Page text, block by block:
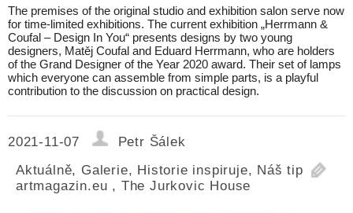
The premises of the original studio and exhibition salon serve now
for time-limited exhibitions. The current exhibition „Herrmann &
Coufal – Design In You“ presents designs by two young
designers, Matěj Coufal and Eduard Herrmann, who are holders
of the Grand Designer of the Year 2020 award. Their set of lamps
which everyone can assemble from simple parts, is a playful
contribution to the discussion on practical design.
2021-11-07
Petr Šálek
Aktuálně, Galerie, Historie inspiruje, Náš tip
artmagazin.eu , The Jurkovic House